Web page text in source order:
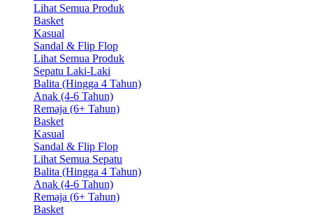
Lihat Semua Produk
Basket
Kasual
Sandal & Flip Flop
Lihat Semua Produk
Sepatu Laki-Laki
Balita (Hingga 4 Tahun)
Anak (4-6 Tahun)
Remaja (6+ Tahun)
Basket
Kasual
Sandal & Flip Flop
Lihat Semua Sepatu
Balita (Hingga 4 Tahun)
Anak (4-6 Tahun)
Remaja (6+ Tahun)
Basket